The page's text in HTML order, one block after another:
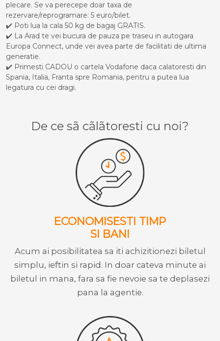
plecare. Se va perecepe doar taxa de
rezervare/reprogramare: 5 euro/bilet.
✔️ Poti lua la cala 50 kg de bagaj GRATIS.
✔️ La Arad te vei bucura de pauza pe traseu in autogara
Europa Connect, unde vei avea parte de facilitati de ultima
generatie.
✔️ Primesti CADOU o cartela Vodafone daca calatoresti din
Spania, Italia, Franta spre Romania, pentru a putea lua
legatura cu cei dragi.
De ce sã cãlãtoresti cu noi?
ECONOMISESTI TIMP
SI BANI
Acum ai posibilitatea sa iti achizitionezi biletul
simplu, ieftin si rapid. In doar cateva minute ai
biletul in mana, fara sa fie nevoie sa te deplasezi
pana la agentie.